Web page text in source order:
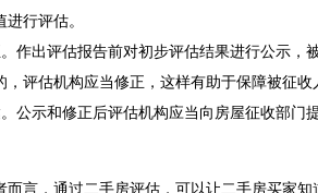
行评估。
作出评估报告前对初步评估结果进行公示，
评估机构应当修正，这样有助于保障被征收
。公示和修正后评估机构应当向房屋征收部
而言，通过二手房评估，可以让二手房买家